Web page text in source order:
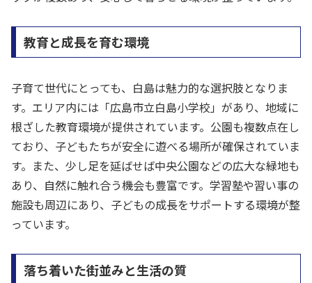
教育と成長を育む環境
子育て世代にとっても、白島は魅力的な選択肢となりま
す。エリア内には「広島市立白島小学校」があり、地域に
根ざした教育環境が提供されています。公園も複数点在し
ており、子どもたちが安全に遊べる場所が確保されていま
す。また、少し足を延ばせば中央公園などの広大な緑地も
あり、自然に触れ合う機会も豊富です。学習塾や習い事の
施設も周辺にあり、子どもの成長をサポートする環境が整
っています。
落ち着いた街並みと生活の質